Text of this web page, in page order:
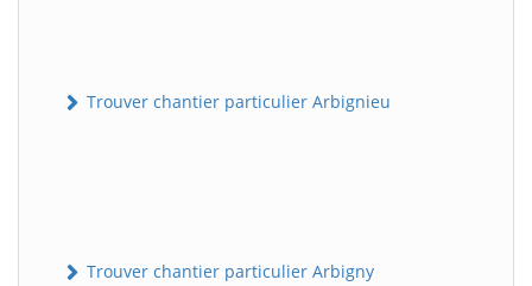
Trouver chantier particulier Arbignieu
Trouver chantier particulier Arbigny